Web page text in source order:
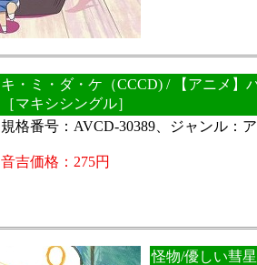
キ・ミ・ダ・ケ（CCCD) / 【アニメ】
［マキシシングル］
規格番号：AVCD-30389、ジャンル：
音吉価格：275円
怪物/優しい彗